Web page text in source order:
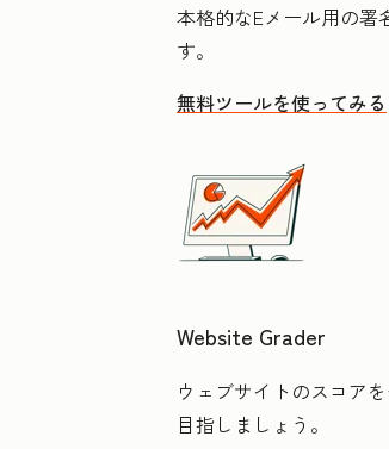
本格的なEメール用の署
す。
無料ツールを使ってみる
Website Grader
ウェブサイトのスコア
目指しましょう。